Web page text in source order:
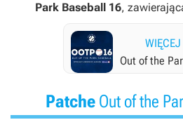
Park Baseball 16,
WIĘCEJ
Out of the
Patche Out of the